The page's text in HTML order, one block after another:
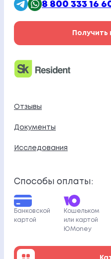
8 800 333 16
Получить
Отзывы
Документы
Исследования
Способы оплаты:
Банковской
картой
Кошельком
или картой
ЮMoney